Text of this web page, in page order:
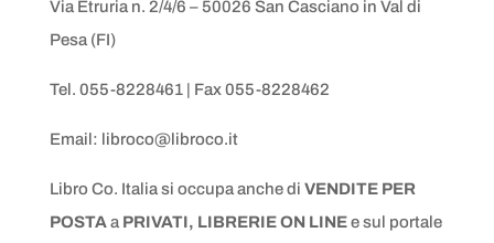
Via Etruria n. 2/4/6 – 50026 San Casciano in Val di
Pesa (FI)
Tel. 055-8228461 | Fax 055-8228462
Email: libroco@libroco.it
Libro Co. Italiasi occupa anche di VENDITE PER
POSTAa PRIVATI, LIBRERIE ON LINEe sul portale